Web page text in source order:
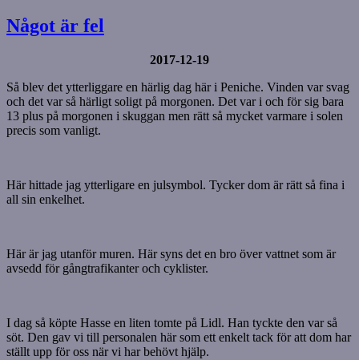
Något är fel
2017-12-19
Så blev det ytterliggare en härlig dag här i Peniche. Vinden var svag
och det var så härligt soligt på morgonen. Det var i och för sig bara
13 plus på morgonen i skuggan men rätt så mycket varmare i solen
precis som vanligt.
Här hittade jag ytterligare en julsymbol. Tycker dom är rätt så fina i
all sin enkelhet.
Här är jag utanför muren. Här syns det en bro över vattnet som är
avsedd för gångtrafikanter och cyklister.
I dag så köpte Hasse en liten tomte på Lidl. Han tyckte den var så
söt. Den gav vi till personalen här som ett enkelt tack för att dom har
ställt upp för oss när vi har behövt hjälp.